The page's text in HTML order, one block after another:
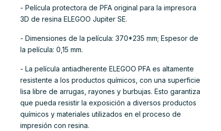
- Película protectora de PFA original para la impresora
3D de resina ELEGOO Jupiter SE.
- Dimensiones de la película: 370*235 mm; Espesor de
la película: 0,15 mm.
- La película antiadherente ELEGOO PFA es altamente
resistente a los productos químicos, con una superficie
lisa libre de arrugas, rayones y burbujas. Esto garantiza
que pueda resistir la exposición a diversos productos
químicos y materiales utilizados en el proceso de
impresión con resina.